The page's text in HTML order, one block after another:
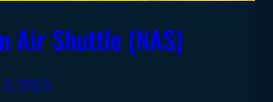
Air Shuttle (NAS)
2025